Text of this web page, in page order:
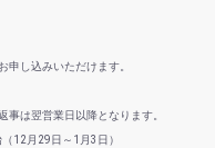
申し込みいただけます。
事は翌営業日以降となります。
12月29日～1月3日）